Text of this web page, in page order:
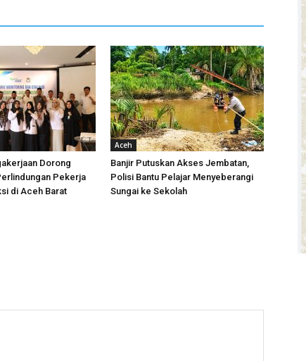
Dorong
Pekerja
di Aceh Barat
Aceh
Banjir Putuskan Akses Jembatan,
Polisi Bantu Pelajar Menyeberangi
Sungai ke Sekolah